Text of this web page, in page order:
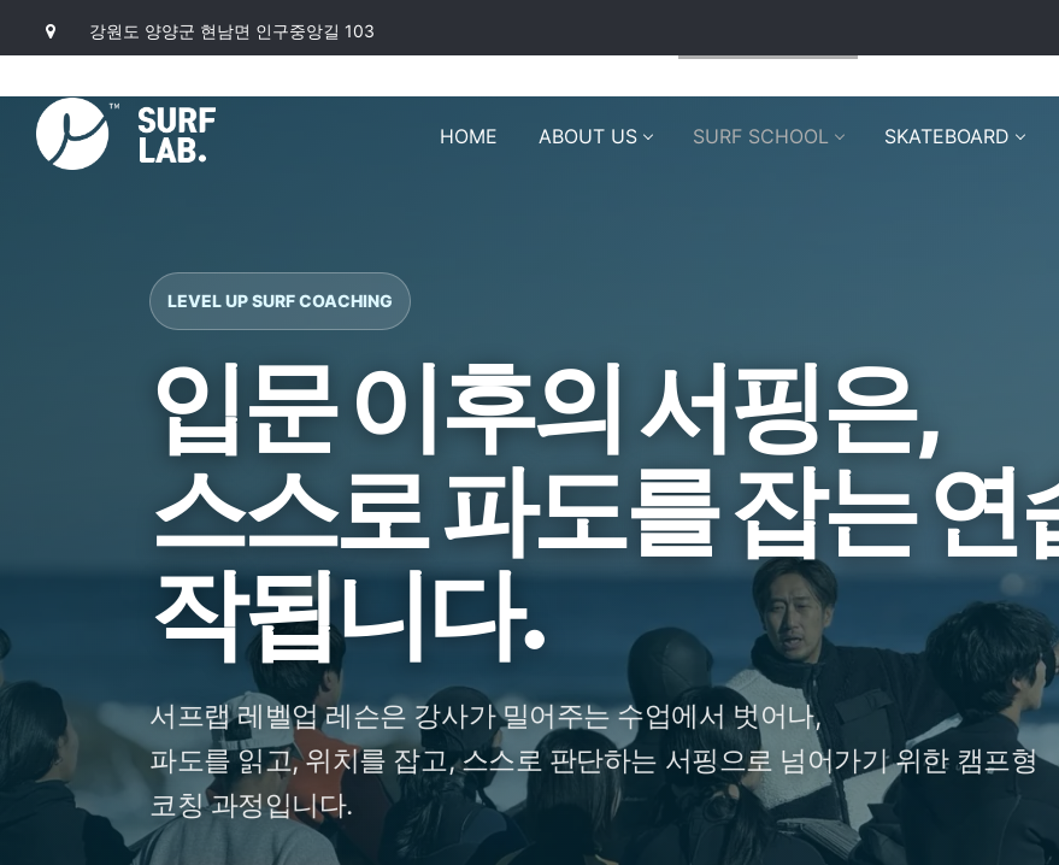
강원도 양양군 현남면 인구중앙길 103
HOME ABOUT US SURF SCHOOL SKATEBOARD
LEVEL UP SURF COACHING
입문 이후의 서핑은,
스스로 파도를 잡는 연
작됩니다.
서프랩 레벨업 레슨은 강사가 밀어주는 수업에서 벗어나,
파도를 읽고, 위치를 잡고, 스스로 판단하는 서핑으로 넘어가기 위한 캠프형
코칭 과정입니다.